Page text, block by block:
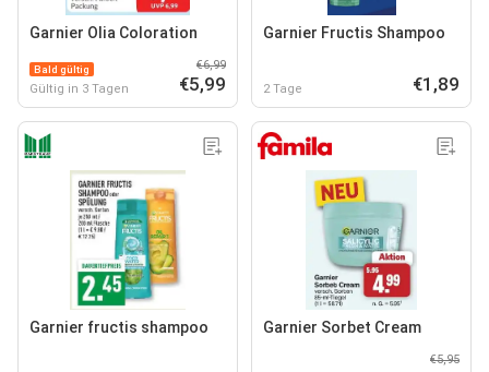
Garnier Olia Coloration
Bald gültig
Gültig in 3 Tagen
€6,99
€5,99
Garnier Fructis Shampoo
2 Tage €1,89
Garnier fructis shampoo Garnier Sorbet Cream
€5,95